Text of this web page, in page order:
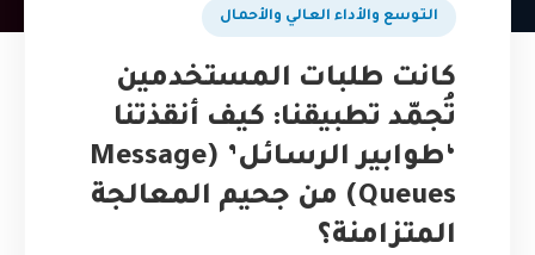
التوسع والأداء العالي والأحمال
كانت طلبات المستخدمين
تُجمّد تطبيقنا: كيف أنقذتنا
‘طوابير الرسائل’ (Message
Queues) من جحيم المعالجة
المتزامنة؟